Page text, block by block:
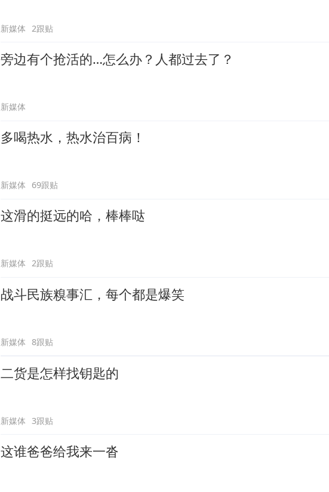
新媒体 2跟贴
旁边有个抢活的…怎么办？人都过去了？
新媒体
多喝热水，热水治百病！
新媒体 69跟贴
这滑的挺远的哈，棒棒哒
新媒体 2跟贴
战斗民族糗事汇，每个都是爆笑
新媒体 8跟贴
二货是怎样找钥匙的
新媒体 3跟贴
这谁爸爸给我来一沓